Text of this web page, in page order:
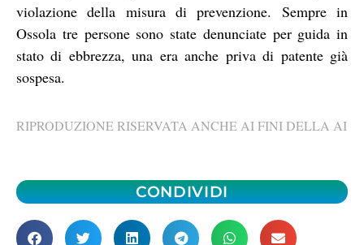
violazione della misura di prevenzione. Sempre in
Ossola tre persone sono state denunciate per guida in
stato di ebbrezza, una era anche priva di patente già
sospesa.
RIPRODUZIONE RISERVATA ANCHE AI FINI DELLA AI
CONDIVIDI